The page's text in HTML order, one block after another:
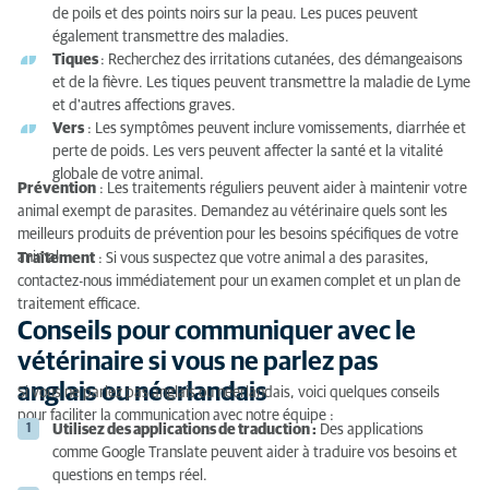
de poils et des points noirs sur la peau. Les puces peuvent
également transmettre des maladies.
Tiques : Recherchez des irritations cutanées, des démangeaisons
et de la fièvre. Les tiques peuvent transmettre la maladie de Lyme
et d'autres affections graves.
Vers : Les symptômes peuvent inclure vomissements, diarrhée et
perte de poids. Les vers peuvent affecter la santé et la vitalité
globale de votre animal.
Prévention : Les traitements réguliers peuvent aider à maintenir votre
animal exempt de parasites. Demandez au vétérinaire quels sont les
meilleurs produits de prévention pour les besoins spécifiques de votre
animal.
Traitement : Si vous suspectez que votre animal a des parasites,
contactez-nous immédiatement pour un examen complet et un plan de
traitement efficace.
Conseils pour communiquer avec le
vétérinaire si vous ne parlez pas
anglais ou néerlandais
Si vous ne parlez pas anglais ou néerlandais, voici quelques conseils
pour faciliter la communication avec notre équipe :
Utilisez des applications de traduction : Des applications
comme Google Translate peuvent aider à traduire vos besoins et
questions en temps réel.